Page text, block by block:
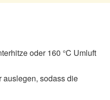
oder 160 °C Umluft
auslegen, sodass die